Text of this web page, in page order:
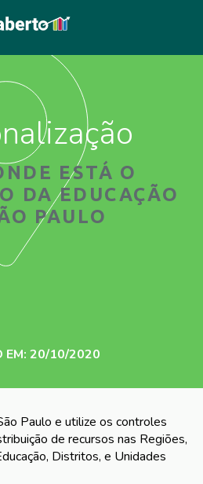
ESTÁ O
DA EDUCAÇÃO
PAULO
EM: 20/10/2020
Paulo e utilize os controles
de recursos nas Regiões,
Distritos, e Unidades